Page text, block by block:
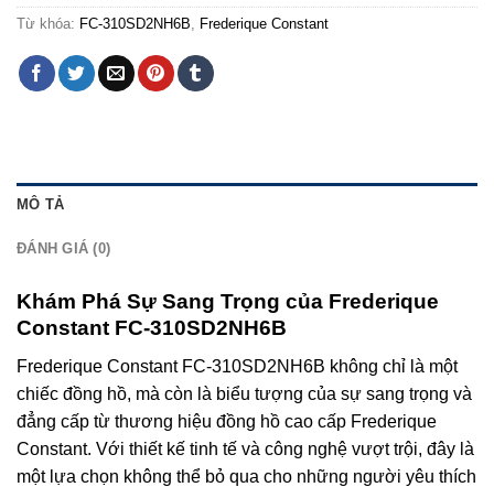
Từ khóa: FC-310SD2NH6B, Frederique Constant
MÔ TẢ
ĐÁNH GIÁ (0)
Khám Phá Sự Sang Trọng của Frederique
Constant FC-310SD2NH6B
Frederique Constant FC-310SD2NH6B không chỉ là một
chiếc đồng hồ, mà còn là biểu tượng của sự sang trọng và
đẳng cấp từ thương hiệu đồng hồ cao cấp Frederique
Constant. Với thiết kế tinh tế và công nghệ vượt trội, đây là
một lựa chọn không thể bỏ qua cho những người yêu thích